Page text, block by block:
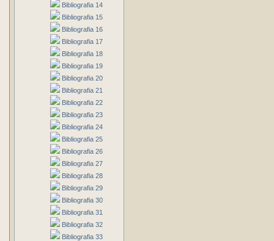
Bibliografia 14
Bibliografia 15
Bibliografia 16
Bibliografia 17
Bibliografia 18
Bibliografia 19
Bibliografia 20
Bibliografia 21
Bibliografia 22
Bibliografia 23
Bibliografia 24
Bibliografia 25
Bibliografia 26
Bibliografia 27
Bibliografia 28
Bibliografia 29
Bibliografia 30
Bibliografia 31
Bibliografia 32
Bibliografia 33